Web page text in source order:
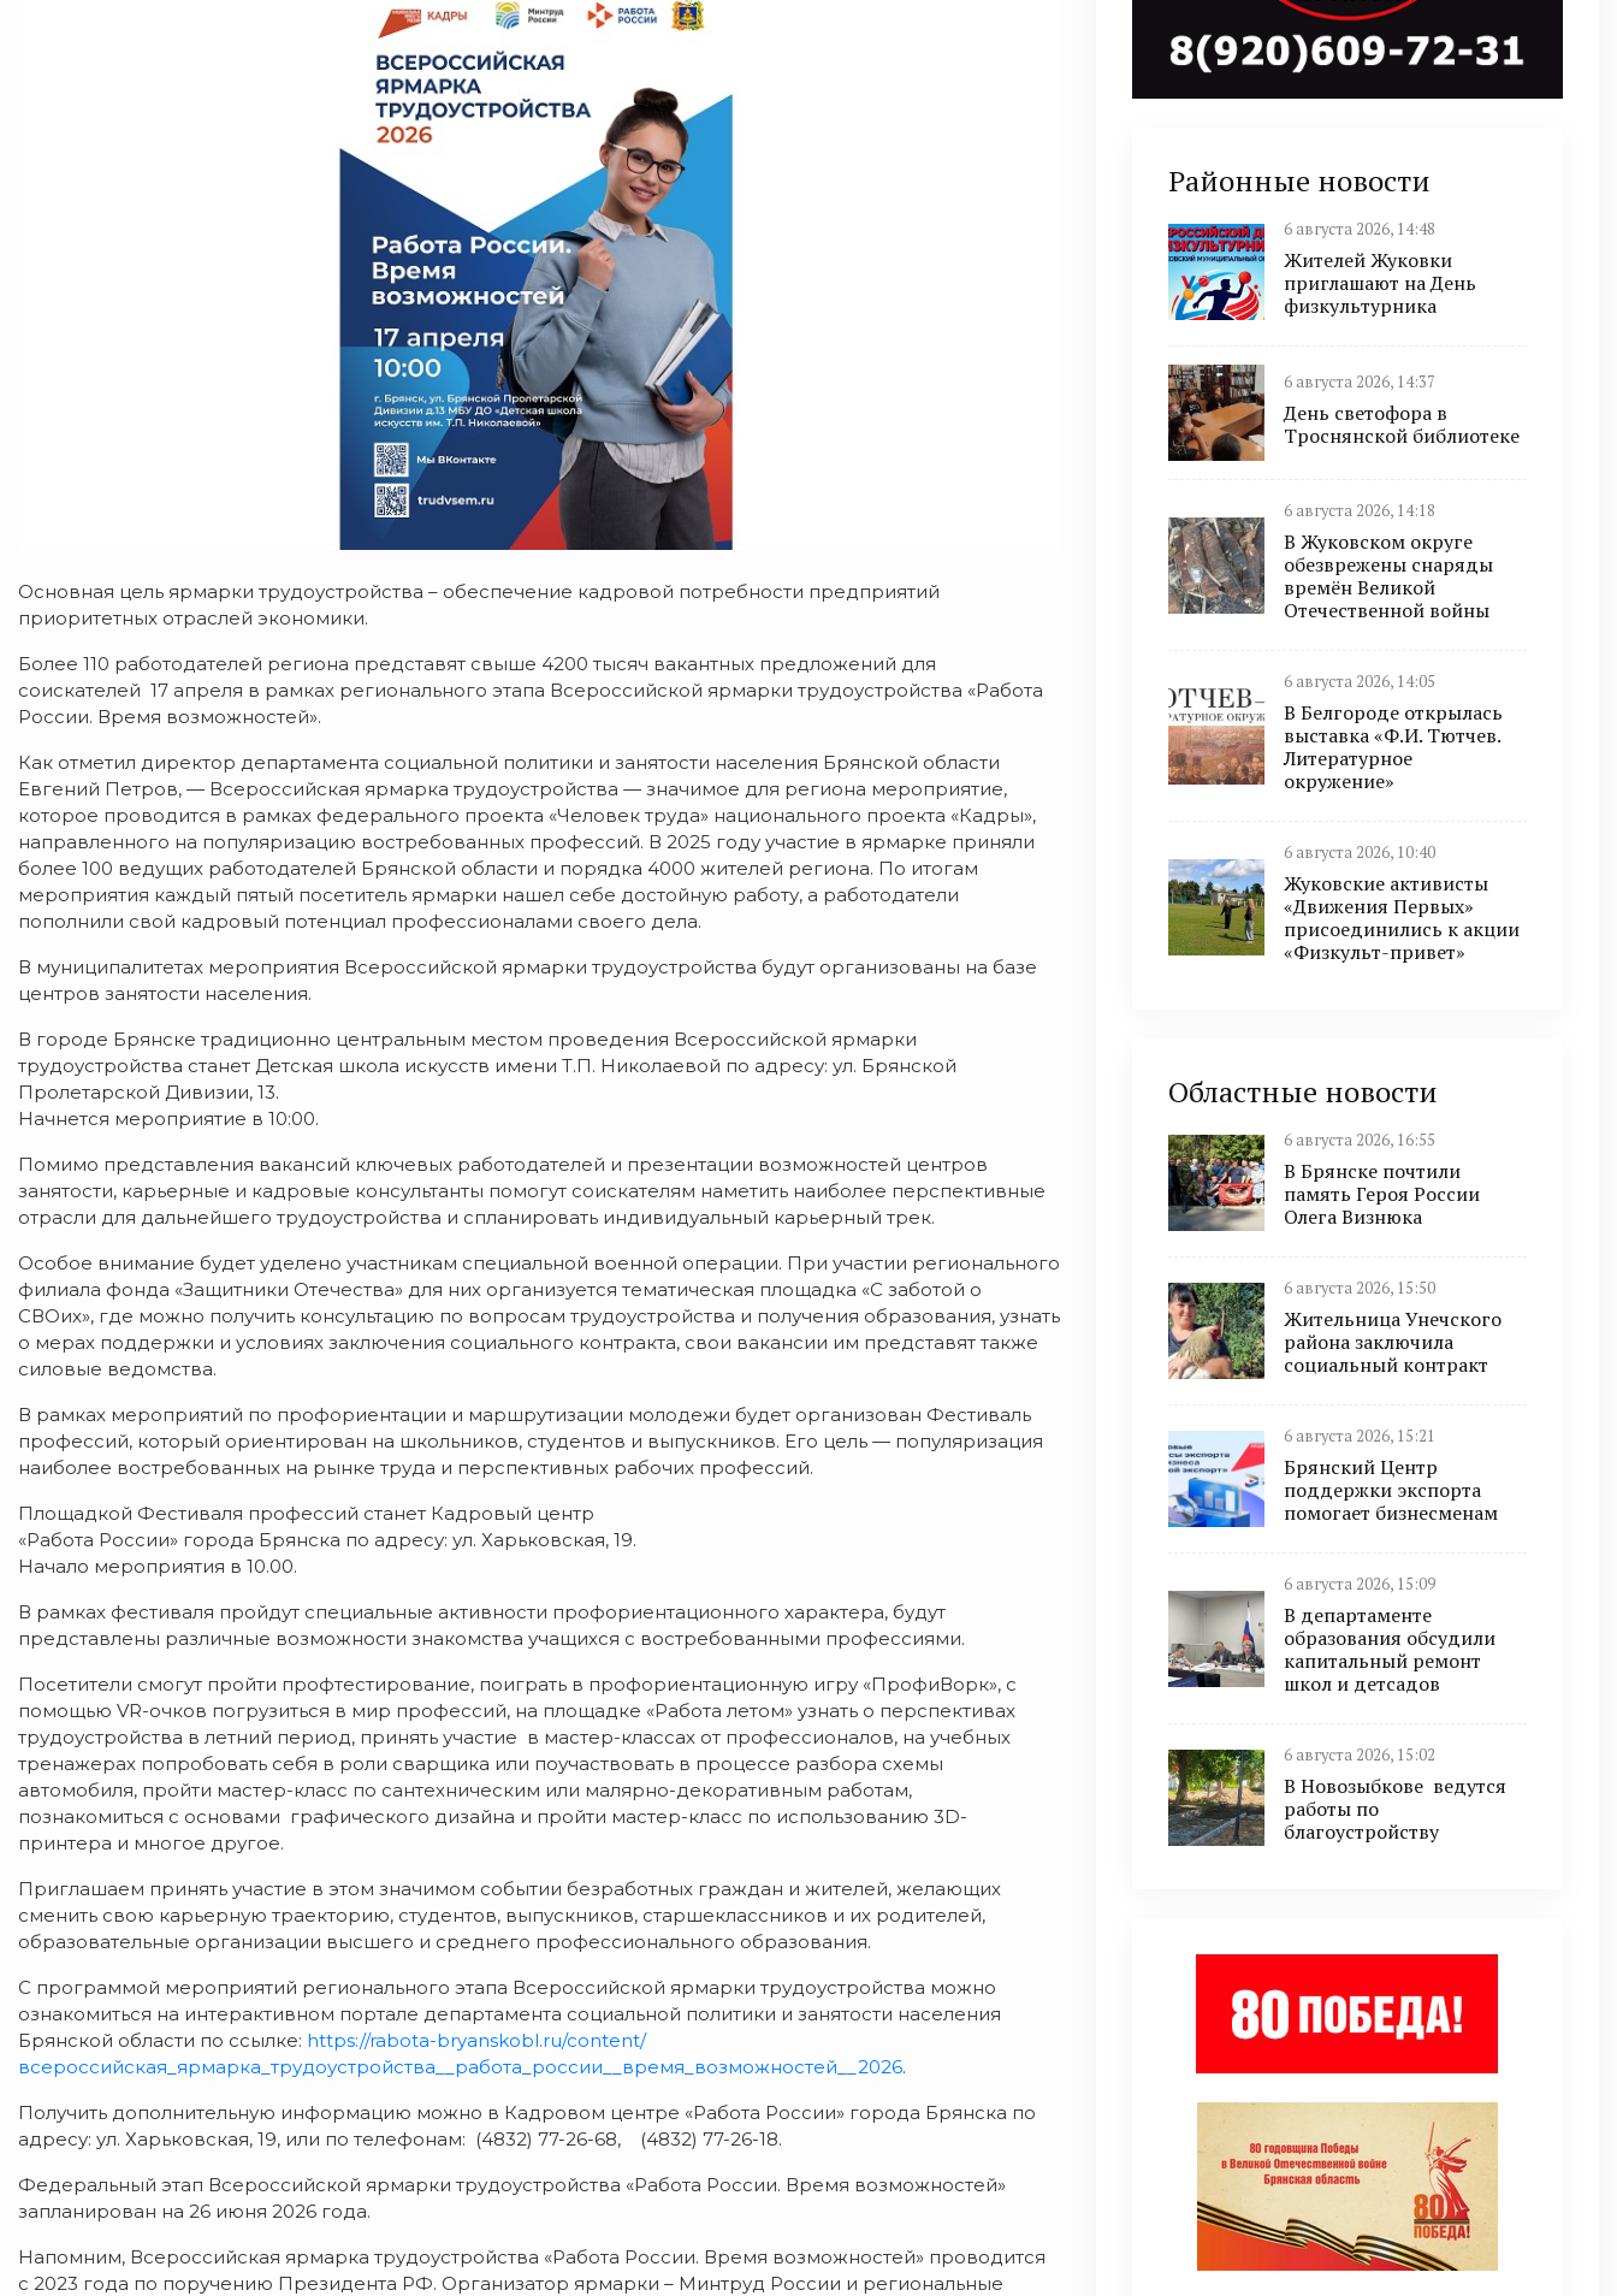
Основная цель ярмарки трудоустройства – обеспечение кадровой потребности предприятий
приоритетных отраслей экономики.
Более 110 работодателей региона представят свыше 4200 тысяч вакантных предложений для
соискателей 17 апреля в рамках регионального этапа Всероссийской ярмарки трудоустройства «Работа
России. Время возможностей».
Как отметил директор департамента социальной политики и занятости населения Брянской области
Евгений Петров, — Всероссийская ярмарка трудоустройства — значимое для региона мероприятие,
которое проводится в рамках федерального проекта «Человек труда» национального проекта «Кадры»,
направленного на популяризацию востребованных профессий. В 2025 году участие в ярмарке приняли
более 100 ведущих работодателей Брянской области и порядка 4000 жителей региона. По итогам
мероприятия каждый пятый посетитель ярмарки нашел себе достойную работу, а работодатели
пополнили свой кадровый потенциал профессионалами своего дела.
В муниципалитетах мероприятия Всероссийской ярмарки трудоустройства будут организованы на базе
центров занятости населения.
В городе Брянске традиционно центральным местом проведения Всероссийской ярмарки
трудоустройства станет Детская школа искусств имени Т.П. Николаевой по адресу: ул. Брянской
Пролетарской Дивизии, 13.
Начнется мероприятие в 10:00.
Помимо представления вакансий ключевых работодателей и презентации возможностей центров
занятости, карьерные и кадровые консультанты помогут соискателям наметить наиболее перспективные
отрасли для дальнейшего трудоустройства и спланировать индивидуальный карьерный трек.
Особое внимание будет уделено участникам специальной военной операции. При участии регионального
филиала фонда «Защитники Отечества» для них организуется тематическая площадка «С заботой о
СВОих», где можно получить консультацию по вопросам трудоустройства и получения образования, узнать
о мерах поддержки и условиях заключения социального контракта, свои вакансии им представят также
силовые ведомства.
В рамках мероприятий по профориентации и маршрутизации молодежи будет организован Фестиваль
профессий, который ориентирован на школьников, студентов и выпускников. Его цель — популяризация
наиболее востребованных на рынке труда и перспективных рабочих профессий.
Площадкой Фестиваля профессий станет Кадровый центр
«Работа России» города Брянска по адресу: ул. Харьковская, 19.
Начало мероприятия в 10.00.
В рамках фестиваля пройдут специальные активности профориентационного характера, будут
представлены различные возможности знакомства учащихся с востребованными профессиями.
Посетители смогут пройти профтестирование, поиграть в профориентационную игру «ПрофиВорк», с
помощью VR-очков погрузиться в мир профессий, на площадке «Работа летом» узнать о перспективах
трудоустройства в летний период, принять участие в мастер-классах от профессионалов, на учебных
тренажерах попробовать себя в роли сварщика или поучаствовать в процессе разбора схемы
автомобиля, пройти мастер-класс по сантехническим или малярно-декоративным работам,
познакомиться с основами графического дизайна и пройти мастер-класс по использованию 3D-
принтера и многое другое.
Приглашаем принять участие в этом значимом событии безработных граждан и жителей, желающих
сменить свою карьерную траекторию, студентов, выпускников, старшеклассников и их родителей,
образовательные организации высшего и среднего профессионального образования.
С программой мероприятий регионального этапа Всероссийской ярмарки трудоустройства можно
ознакомиться на интерактивном портале департамента социальной политики и занятости населения
Брянской области по ссылке: https://rabota-bryanskobl.ru/content/
всероссийская_ярмарка_трудоустройства__работа_россии__время_возможностей__2026.
Получить дополнительную информацию можно в Кадровом центре «Работа России» города Брянска по
адресу: ул. Харьковская, 19, или по телефонам: (4832) 77-26-68, (4832) 77-26-18.
Федеральный этап Всероссийской ярмарки трудоустройства «Работа России. Время возможностей»
запланирован на 26 июня 2026 года.
Напомним, Всероссийская ярмарка трудоустройства «Работа России. Время возможностей» проводится
с 2023 года по поручению Президента РФ. Организатор ярмарки – Минтруд России и региональные
Районные новости
6 августа 2026, 14:48
Жителей Жуковки
приглашают на День
физкультурника
6 августа 2026, 14:37
День светофора в
Троснянской библиотеке
6 августа 2026, 14:18
В Жуковском округе
обезврежены снаряды
времён Великой
Отечественной войны
6 августа 2026, 14:05
В Белгороде открылась
выставка «Ф.И. Тютчев.
Литературное
окружение»
6 августа 2026, 10:40
Жуковские активисты
«Движения Первых»
присоединились к акции
«Физкульт-привет»
Областные новости
6 августа 2026, 16:55
В Брянске почтили
память Героя России
Олега Визнюка
6 августа 2026, 15:50
Жительница Унечского
района заключила
социальный контракт
6 августа 2026, 15:21
Брянский Центр
поддержки экспорта
помогает бизнесменам
6 августа 2026, 15:09
В департаменте
образования обсудили
капитальный ремонт
школ и детсадов
6 августа 2026, 15:02
В Новозыбкове ведутся
работы по
благоустройству